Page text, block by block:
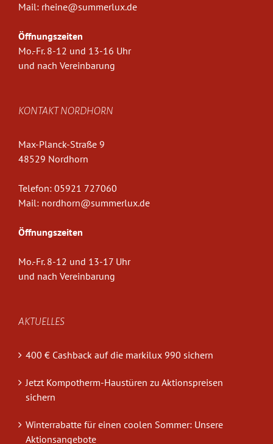
Mail: rheine@summerlux.de
Öffnungszeiten
Mo.-Fr. 8-12 und 13-16 Uhr
und nach Vereinbarung
KONTAKT NORDHORN
Max-Planck-Straße 9
48529 Nordhorn
Telefon: 05921 727060
Mail: nordhorn@summerlux.de
Öffnungszeiten
Mo.-Fr. 8-12 und 13-17 Uhr
und nach Vereinbarung
AKTUELLES
400 € Cashback auf die markilux 990 sichern
Jetzt Kompotherm-Haustüren zu Aktionspreisen
sichern
Winterrabatte für einen coolen Sommer: Unsere
Aktionsangebote